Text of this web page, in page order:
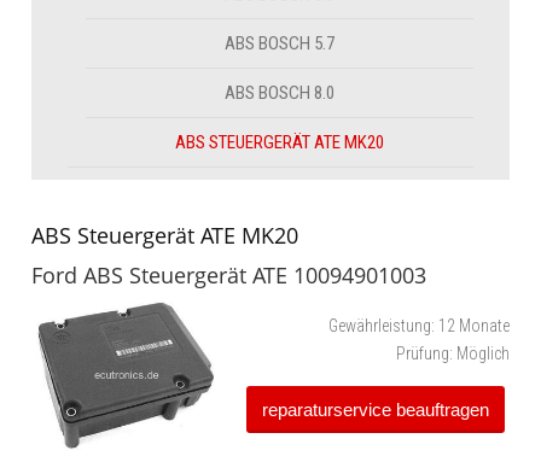
ABS BOSCH 5.7
ABS BOSCH 8.0
ABS STEUERGERÄT ATE MK20
ABS Steuergerät ATE MK20
Ford ABS Steuergerät ATE 10094901003
Gewährleistung: 12 Monate
Prüfung: Möglich
reparaturservice beauftragen